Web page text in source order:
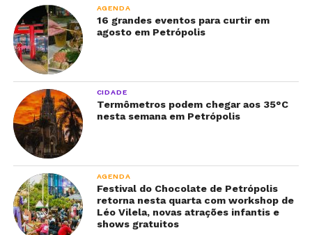
AGENDA
16 grandes eventos para curtir em
agosto em Petrópolis
CIDADE
Termômetros podem chegar aos 35°C
nesta semana em Petrópolis
AGENDA
Festival do Chocolate de Petrópolis
retorna nesta quarta com workshop de
Léo Vilela, novas atrações infantis e
shows gratuitos